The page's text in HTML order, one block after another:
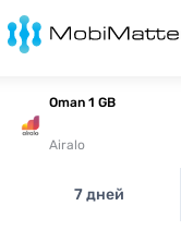
Oman 1 GB
Airalo
7 дней